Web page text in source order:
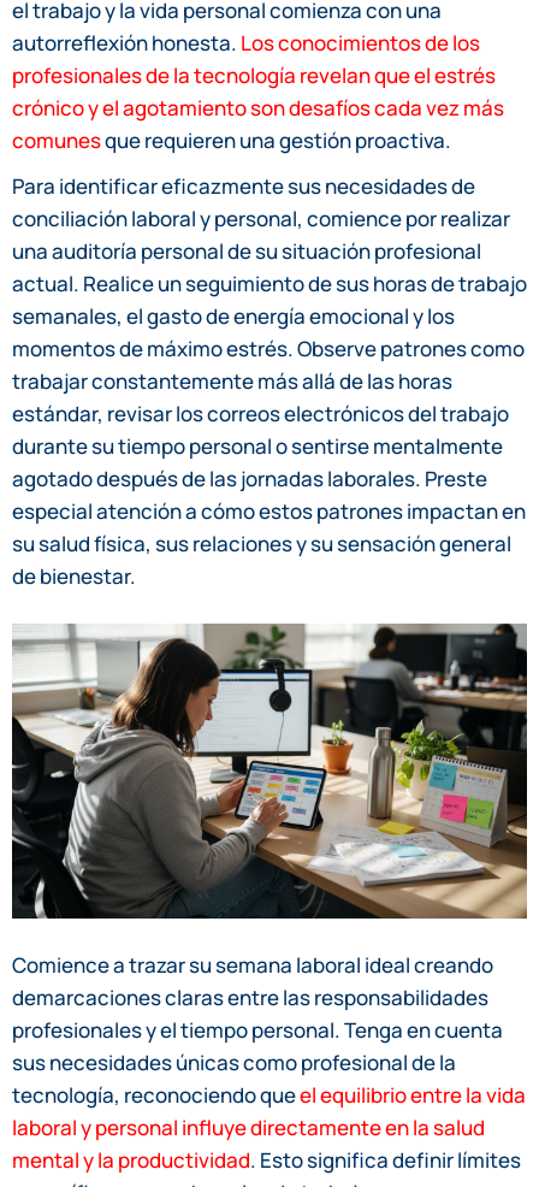
el trabajo y la vida personal comienza con una
autorreflexión honesta. Los conocimientos de los
profesionales de la tecnología revelan que el estrés
crónico y el agotamiento son desafíos cada vez más
comunesque requieren una gestión proactiva.
Para identificar eficazmente sus necesidades de
conciliación laboral y personal, comience por realizar
una auditoría personal de su situación profesional
actual. Realice un seguimiento de sus horas de trabajo
semanales, el gasto de energía emocional y los
momentos de máximo estrés. Observe patrones como
trabajar constantemente más allá de las horas
estándar, revisar los correos electrónicos del trabajo
durante su tiempo personal o sentirse mentalmente
agotado después de las jornadas laborales. Preste
especial atención a cómo estos patrones impactan en
su salud física, sus relaciones y su sensación general
de bienestar.
Comience a trazar su semana laboral ideal creando
demarcaciones claras entre las responsabilidades
profesionales y el tiempo personal. Tenga en cuenta
sus necesidades únicas como profesional de la
tecnología, reconociendo queel equilibrio entre la vida
laboral y personal influye directamente en la salud
mental y la productividad. Esto significa definir límites